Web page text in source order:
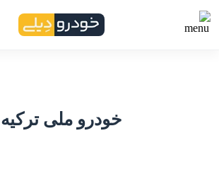
خودرو ملی ترکیه